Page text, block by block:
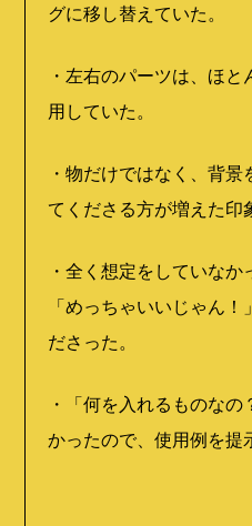
グに移し替えていた。
・左右のパーツは、ほ
用していた。
・物だけではなく、背
てくださる方が増えた印
・全く想定をしていな
「めっちゃいいじゃん
ださった。
・「何を入れるものな
かったので、使用例を提